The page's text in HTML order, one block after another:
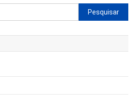
Pesquisar
por: